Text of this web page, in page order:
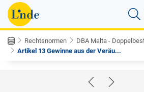
Rechtsnormen
DBA Malta -
Artikel 13 Gewinne aus der Veräu...